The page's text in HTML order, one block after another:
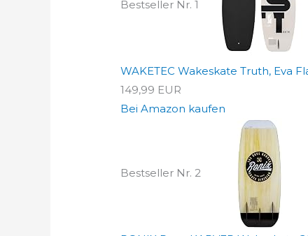
Bestseller Nr. 1
WAKETEC Wakeskate Truth, Eva
149,99 EUR
Bei Amazon kaufen
Bestseller Nr. 2